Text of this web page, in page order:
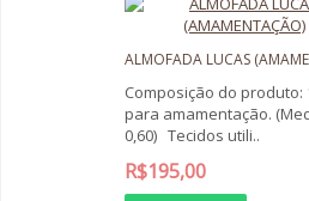
ALMOFADA LUCAS
Composição do produto:
para amamentação.
0,60) Tecidos utili..
R$195,00